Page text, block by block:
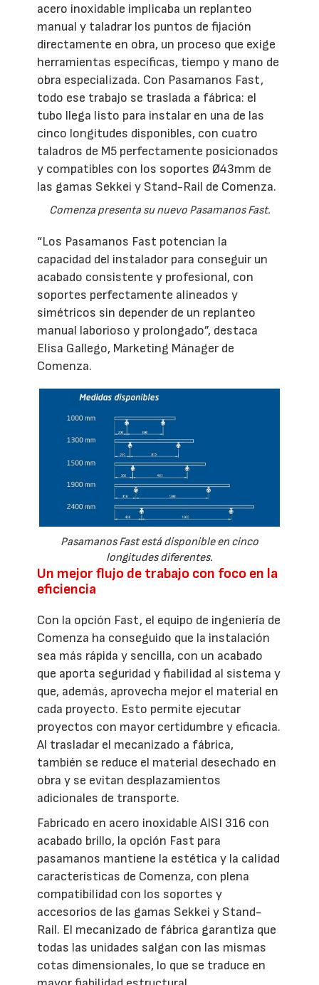
acero inoxidable implicaba un replanteo
manual y taladrar los puntos de fijación
directamente en obra, un proceso que exige
herramientas específicas, tiempo y mano de
obra especializada. Con Pasamanos Fast,
todo ese trabajo se traslada a fábrica: el
tubo llega listo para instalar en una de las
cinco longitudes disponibles, con cuatro
taladros de M5 perfectamente posicionados
y compatibles con los soportes Ø43mm de
las gamas Sekkei y Stand-Rail de Comenza.
Comenza presenta su nuevo Pasamanos Fast.
“Los Pasamanos Fast potencian la
capacidad del instalador para conseguir un
acabado consistente y profesional, con
soportes perfectamente alineados y
simétricos sin depender de un replanteo
manual laborioso y prolongado”, destaca
Elisa Gallego, Marketing Mánager de
Comenza.
Pasamanos Fast está disponible en cinco
longitudes diferentes.
Un mejor flujo de trabajo con foco en la
eficiencia
Con la opción Fast, el equipo de ingeniería de
Comenza ha conseguido que la instalación
sea más rápida y sencilla, con un acabado
que aporta seguridad y fiabilidad al sistema y
que, además, aprovecha mejor el material en
cada proyecto. Esto permite ejecutar
proyectos con mayor certidumbre y eficacia.
Al trasladar el mecanizado a fábrica,
también se reduce el material desechado en
obra y se evitan desplazamientos
adicionales de transporte.
Fabricado en acero inoxidable AISI 316 con
acabado brillo, la opción Fast para
pasamanos mantiene la estética y la calidad
características de Comenza, con plena
compatibilidad con los soportes y
accesorios de las gamas Sekkei y Stand-
Rail. El mecanizado de fábrica garantiza que
todas las unidades salgan con las mismas
cotas dimensionales, lo que se traduce en